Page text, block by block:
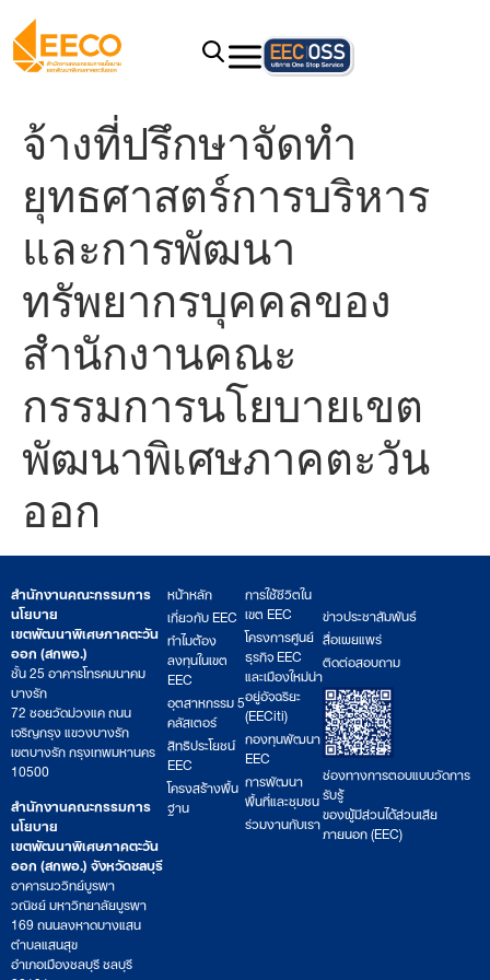
จ้างที่ปรึกษาจัดทำ
ยุทธศาสตร์การบริหาร
และการพัฒนา
ทรัพยากรบุคคลของ
สำนักงานคณะ
กรรมการนโยบายเขต
พัฒนาพิเศษภาคตะวัน
ออก
สำนักงานคณะกรรมการ
นโยบาย
เขตพัฒนาพิเศษภาคตะวัน
ออก (สกพอ.)
ชั้น 25 อาคารโทรคมนาคม
บางรัก
72 ซอยวัดม่วงแค ถนน
เจริญกรุง แขวงบางรัก
เขตบางรัก กรุงเทพมหานคร
10500
สำนักงานคณะกรรมการ
นโยบาย
เขตพัฒนาพิเศษภาคตะวัน
ออก (สกพอ.) จังหวัดชลบุรี
อาคารนววิทย์บูรพา
วณิชย์ มหาวิทยาลัยบูรพา
169 ถนนลงหาดบางแสน
ตำบลแสนสุข
อำเภอเมืองชลบุรี ชลบุรี
หน้าหลัก
เกี่ยวกับ EEC
ทำไมต้อง
ลงทุนในเขต
EEC
อุตสาหกรรม 5
คลัสเตอร์
สิทธิประโยชน์
EEC
โครงสร้างพื้น
ฐาน
การใช้ชีวิตใน
เขต EEC
โครงการศูนย์
ธุรกิจ EEC
และเมืองใหม่น่า
อยู่อัจฉริยะ
(EECiti)
กองทุนพัฒนา
EEC
การพัฒนา
พื้นที่และชุมชน
ร่วมงานกับเรา
ข่าวประชาสัมพันธ์
สื่อเผยแพร่
ติดต่อสอบถาม
ช่องทางการตอบแบบวัดการ
รับรู้
ของผู้มีส่วนได้ส่วนเสีย
ภายนอก (EEC)